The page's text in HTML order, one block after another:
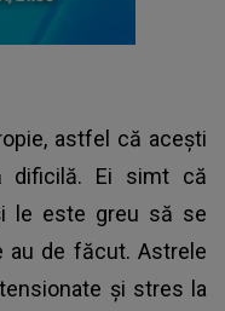
astfel că acești
dificilă. Ei simt că
le este greu să se
au de făcut. Astrele
și stres la